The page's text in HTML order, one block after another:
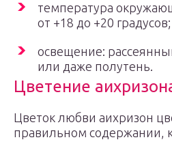
температура
от +18 до +20 градусов;
освещение:
или даже полутень.
Цветение
Цветок любви аихризон
правильном содержании,